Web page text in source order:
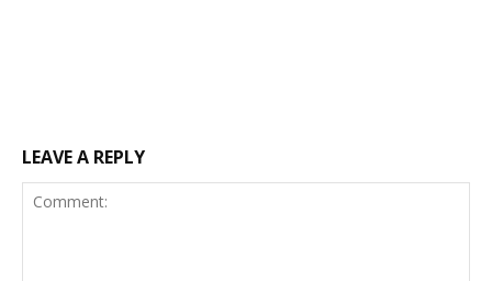
LEAVE A REPLY